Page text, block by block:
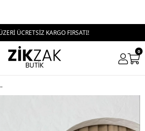
ÜCRETSİZ KARGO FIRSATI!
0
İKİLİ TAKIM SİYAH